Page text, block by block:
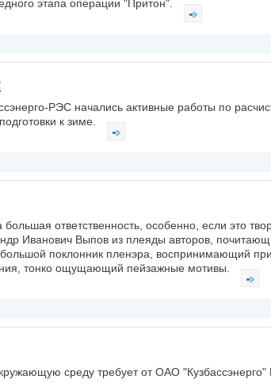
этапа операции "Притон".
РЭС начались активные работы по
к зиме.
ответственность, особенно, если это
Иванович Выпов из плеяды авторов,
поклонник пленэра, воспринимающий
тонко ощущающий пейзажные мотивы.
среду требует от ОАО